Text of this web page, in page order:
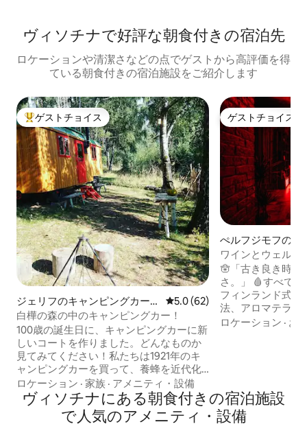
ヴィソチナで好評な朝食付きの宿泊先
ロケーションや清潔さなどの点でゲストから高評価を得
ている朝食付きの宿泊施設をご紹介します
大好評のゲストチョイスです。
ゲストチョイス
ジェリフのキャンピングカー・
RV
レビュー62件、5つ星中5.0つ
5.0 (62)
白樺の森の中のキャンピングカー！
100歳の誕生日に、キャンピングカーに新
しいコートを作りました。どんなものか
見てみてください！私たちは1921年のキ
ャンピングカーを買って、養蜂を近代化
しようとしましたが、最終的にそれを残
念に思い、それを修復して、ヴィソチナ
の中心部の魔法の場所に置き、あなたに
休息のために提供することにしました。
ロケーション · 家族 · アメニティ・設備
ゲストチョイス
ゲストチョイス
ぺルフジモフの一
ワインとウェルネ
🪬「古き良き時代
さ。」 🩸すべての感覚を目覚めさせる –
フィンランド式サ
法、アロマテラピ
ュマッサージ、
ルリアリティ、
ガ、木材、そして
中で。 💎リラックスが体験を意味する場
ロケーション · お
ヴィソチナにある朝食付きの宿泊施設
で人気のアメニティ・設備